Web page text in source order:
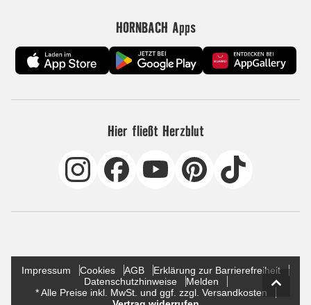
HORNBACH Apps
Hier fließt Herzblut
Impressum Cookies AGB
Erklärung zur Barrierefreiheit
Datenschutzhinweise
Melden
* Alle Preise inkl. MwSt. und ggf. zzgl. Versandkosten